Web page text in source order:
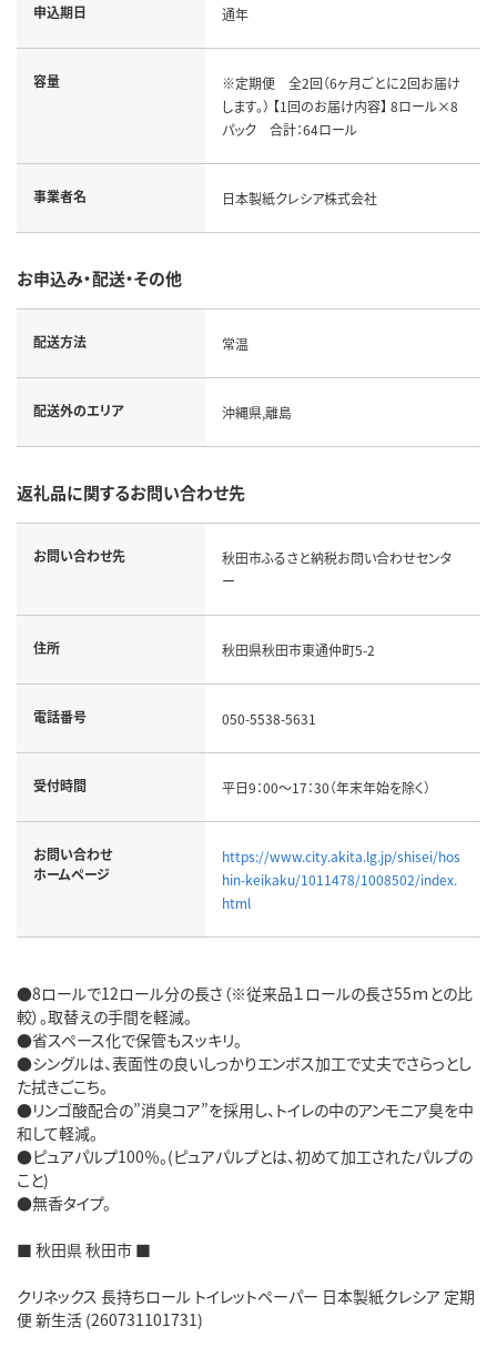
申込期日 通年
容量
※定期便 全2回（6ヶ月ごとに2回お届け
します。） 【1回のお届け内容】 8ロール×8
パック 合計：64ロール
事業者名 日本製紙クレシア株式会社
お申込み・配送・その他
配送方法 常温
配送外のエリア 沖縄県,離島
返礼品に関するお問い合わせ先
お問い合わせ先
秋田市ふるさと納税お問い合わせセンタ
ー
住所 秋田県秋田市東通仲町5-2
電話番号 050-5538-5631
受付時間 平日9：00～17：30（年末年始を除く）
お問い合わせ
ホームページ
https://www.city.akita.lg.jp/shisei/hos
hin-keikaku/1011478/1008502/index.
html
●8ロールで12ロール分の長さ（※従来品１ロールの長さ55ｍとの比
較）。取替えの手間を軽減。
●省スペース化で保管もスッキリ。
●シングルは、表面性の良いしっかりエンボス加工で丈夫でさらっとし
た拭きごこち。
●リンゴ酸配合の”消臭コア”を採用し、トイレの中のアンモニア臭を中
和して軽減。
●ピュアパルプ100％。(ピュアパルプとは、初めて加工されたパルプの
こと)
●無香タイプ。
■ 秋田県 秋田市 ■
クリネックス 長持ちロール トイレットペーパー 日本製紙クレシア 定期
便 新生活 (260731101731)